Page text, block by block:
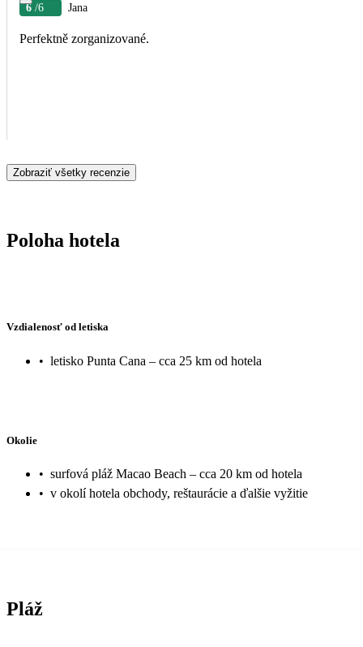
6 /6 Jana
Perfektně zorganizované.
Zobraziť všetky recenzie
Poloha hotela
Vzdialenosť od letiska
• letisko Punta Cana – cca 25 km od hotela
Okolie
• surfová pláž Macao Beach – cca 20 km od hotela
• v okolí hotela obchody, reštaurácie a ďalšie vyžitie
Pláž